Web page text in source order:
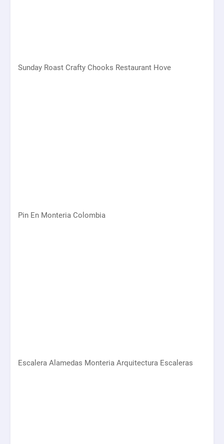
Sunday Roast Crafty Chooks Restaurant Hove
Pin En Monteria Colombia
Escalera Alamedas Monteria Arquitectura Escaleras